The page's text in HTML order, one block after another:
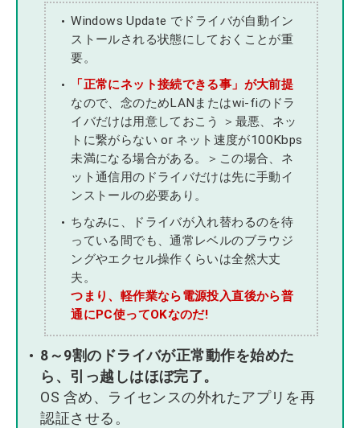
Windows Update でドライバが自動イン
ストールされる状態にしておくことが重
要。
「正常にネット接続できる事」が大前提
なので、念のためLANまたはwi-fiのドラ
イバだけは用意しておこう ＞最悪、ネッ
トに繋がらない or ネット速度が100Kbps
未満になる場合がある。＞この場合、ネ
ット通信用のドライバだけは先に手動イ
ンストールの必要あり。
ちなみに、ドライバが入れ替わるのを待
っている間でも、通常レベルのブラウジ
ングやエクセル操作くらいは全然大丈
夫。
つまり、軽作業なら電源投入直後から普
通にPC使ってOKなのだ!
8～9割のドライバが正常動作を始めた
ら、引っ越しはほぼ完了。
OS 含め、ライセンスの外れたアプリを再
認証させる。